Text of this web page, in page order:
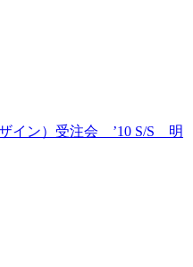
イン）受注会 ’10 S/S 明